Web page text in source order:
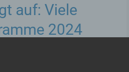
auf: Viele
2024
ausreichend